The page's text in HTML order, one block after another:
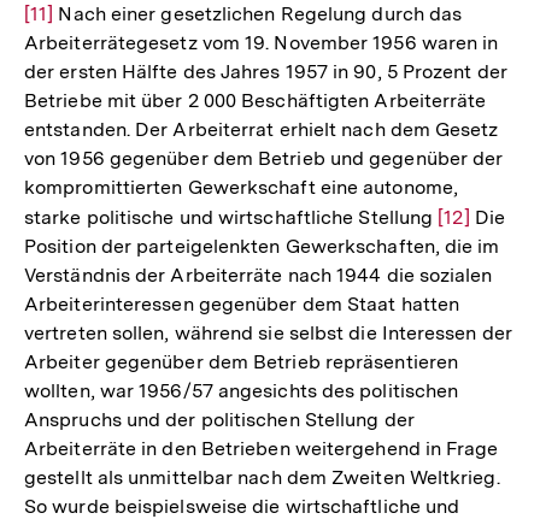
[11] Nach einer gesetzlichen Regelung durch das
Arbeiterrätegesetz vom 19. November 1956 waren in
der ersten Hälfte des Jahres 1957 in 90, 5 Prozent der
Betriebe mit über 2 000 Beschäftigten Arbeiterräte
entstanden. Der Arbeiterrat erhielt nach dem Gesetz
von 1956 gegenüber dem Betrieb und gegenüber der
kompromittierten Gewerkschaft eine autonome,
starke politische und wirtschaftliche Stellung Zur
Auflösung
der
Fußnote
[12] Die
Position der parteigelenkten Gewerkschaften, die im
Verständnis der Arbeiterräte nach 1944 die sozialen
Arbeiterinteressen gegenüber dem Staat hatten
vertreten sollen, während sie selbst die Interessen der
Arbeiter gegenüber dem Betrieb repräsentieren
wollten, war 1956/57 angesichts des politischen
Anspruchs und der politischen Stellung der
Arbeiterräte in den Betrieben weitergehend in Frage
gestellt als unmittelbar nach dem Zweiten Weltkrieg.
So wurde beispielsweise die wirtschaftliche und